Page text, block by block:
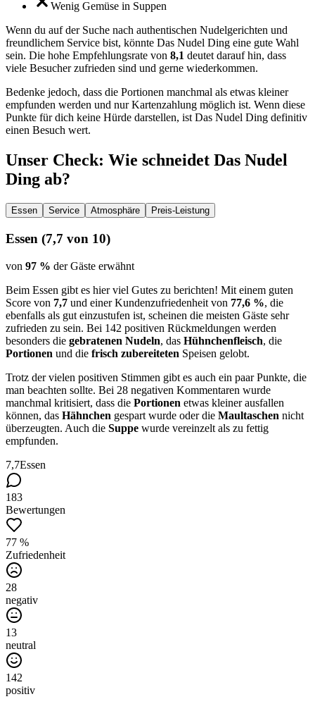
Wenig Gemüse in Suppen
Wenn du auf der Suche nach authentischen Nudelgerichten und
freundlichem Service bist, könnte Das Nudel Ding eine gute Wahl
sein. Die hohe Empfehlungsrate von 8,1 deutet darauf hin, dass
viele Besucher zufrieden sind und gerne wiederkommen.
Bedenke jedoch, dass die Portionen manchmal als etwas kleiner
empfunden werden und nur Kartenzahlung möglich ist. Wenn diese
Punkte für dich keine Hürde darstellen, ist Das Nudel Ding definitiv
einen Besuch wert.
Unser Check: Wie schneidet Das Nudel
Ding ab?
Essen Service Atmosphäre Preis-Leistung
Essen (7,7 von 10)
von 97 % der Gäste erwähnt
Beim Essen gibt es hier viel Gutes zu berichten! Mit einem guten
Score von 7,7 und einer Kundenzufriedenheit von 77,6 %, die
ebenfalls als gut einzustufen ist, scheinen die meisten Gäste sehr
zufrieden zu sein. Bei 142 positiven Rückmeldungen werden
besonders die gebratenen Nudeln, das Hühnchenfleisch, die
Portionen und die frisch zubereiteten Speisen gelobt.
Trotz der vielen positiven Stimmen gibt es auch ein paar Punkte, die
man beachten sollte. Bei 28 negativen Kommentaren wurde
manchmal kritisiert, dass die Portionen etwas kleiner ausfallen
können, das Hähnchen gespart wurde oder die Maultaschen nicht
überzeugten. Auch die Suppe wurde vereinzelt als zu fettig
empfunden.
7,7Essen
183
Bewertungen
77 %
Zufriedenheit
28
negativ
13
neutral
142
positiv